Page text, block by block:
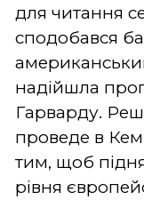
для читання
сподобався
надійшла
Гарварду.
проведе в
тим, щоб
рівня